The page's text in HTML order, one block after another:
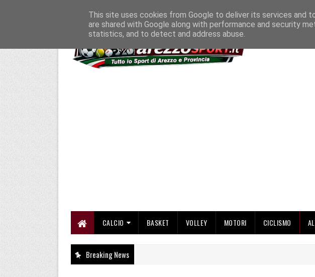
CALCIO BASKET VOLLEY MOTORI CICLISMO
Breaking News
This site uses cookies from Google to deliver its services and
are shared with Google along with performance and security
statistics, and to detect and address abuse.